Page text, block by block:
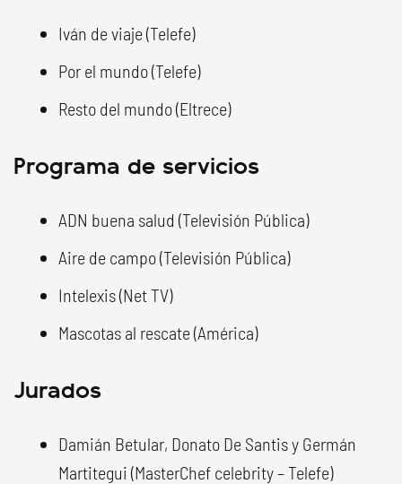
Iván de viaje (Telefe)
Por el mundo (Telefe)
Resto del mundo (Eltrece)
Programa de servicios
ADN buena salud (Televisión Pública)
Aire de campo (Televisión Pública)
Intelexis (Net TV)
Mascotas al rescate (América)
Jurados
Damián Betular, Donato De Santis y Germán
Martitegui (MasterChef celebrity – Telefe)